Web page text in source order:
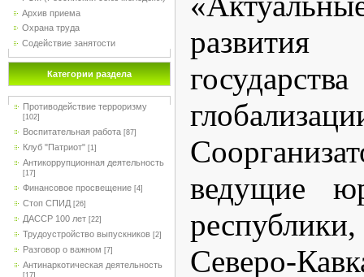
Архив приема
Охрана труда
Содействие занятости
Категории раздела
Противодействие терроризму
[102]
Воспитательная работа [87]
Клуб "Патриот" [1]
Антикоррупционная деятельность
[17]
Финансовое просвещение [4]
Стоп СПИД [26]
ДАССР 100 лет [22]
Трудоустройство выпускников [2]
Разговор о важном [7]
Антинаркотическая деятельность
[17]
ведущие
Северо-